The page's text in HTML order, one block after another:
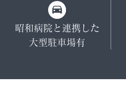
昭和病院と連携した
大型駐車場有